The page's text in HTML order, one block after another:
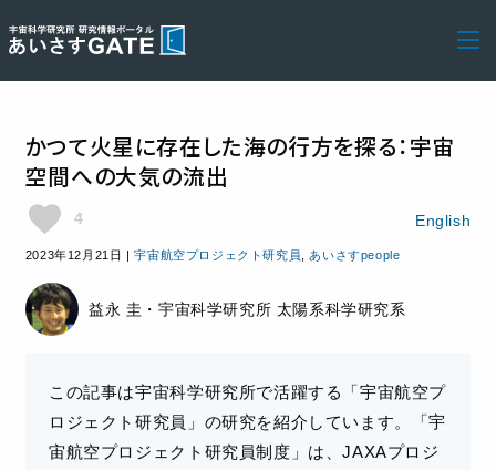
かつて火星に存在した海の行方を探る：宇宙
空間への大気の流出
favorite 4 English
2023年12月21日 |宇宙航空プロジェクト研究員 あいさすpeople
益永 圭・宇宙科学研究所 太陽系科学研究系
この記事は宇宙科学研究所で活躍する「宇宙航空プ
ロジェクト研究員」の研究を紹介しています。「宇
宙航空プロジェクト研究員制度」は、JAXAプロジ